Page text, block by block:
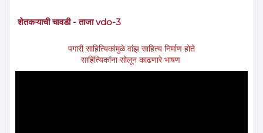
शेतकऱ्याची चावडी - ताजा vdo-3
पगारी साहित्यिकांमुळे वांझ साहित्य निर्माण होते
साहित्यिकांना सोलून काढणारे भाषण